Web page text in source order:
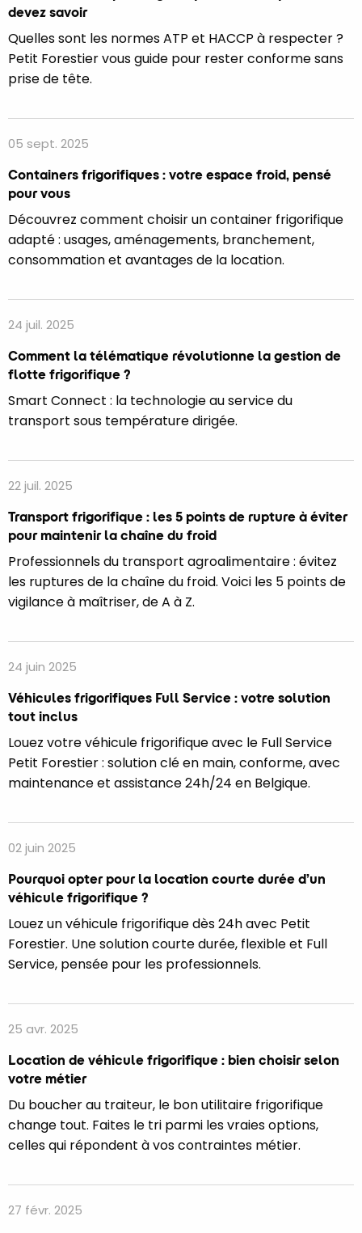
devez savoir
Quelles sont les normes ATP et HACCP à respecter ?
Petit Forestier vous guide pour rester conforme sans
prise de tête.
05 sept. 2025
Containers frigorifiques : votre espace froid, pensé
pour vous
Découvrez comment choisir un container frigorifique
adapté : usages, aménagements, branchement,
consommation et avantages de la location.
24 juil. 2025
Comment la télématique révolutionne la gestion de
flotte frigorifique ?
Smart Connect : la technologie au service du
transport sous température dirigée.
22 juil. 2025
Transport frigorifique : les 5 points de rupture à éviter
pour maintenir la chaîne du froid
Professionnels du transport agroalimentaire : évitez
les ruptures de la chaîne du froid. Voici les 5 points de
vigilance à maîtriser, de A à Z.
24 juin 2025
Véhicules frigorifiques Full Service : votre solution
tout inclus
Louez votre véhicule frigorifique avec le Full Service
Petit Forestier : solution clé en main, conforme, avec
maintenance et assistance 24h/24 en Belgique.
02 juin 2025
Pourquoi opter pour la location courte durée d’un
véhicule frigorifique ?
Louez un véhicule frigorifique dès 24h avec Petit
Forestier. Une solution courte durée, flexible et Full
Service, pensée pour les professionnels.
25 avr. 2025
Location de véhicule frigorifique : bien choisir selon
votre métier
Du boucher au traiteur, le bon utilitaire frigorifique
change tout. Faites le tri parmi les vraies options,
celles qui répondent à vos contraintes métier.
27 févr. 2025